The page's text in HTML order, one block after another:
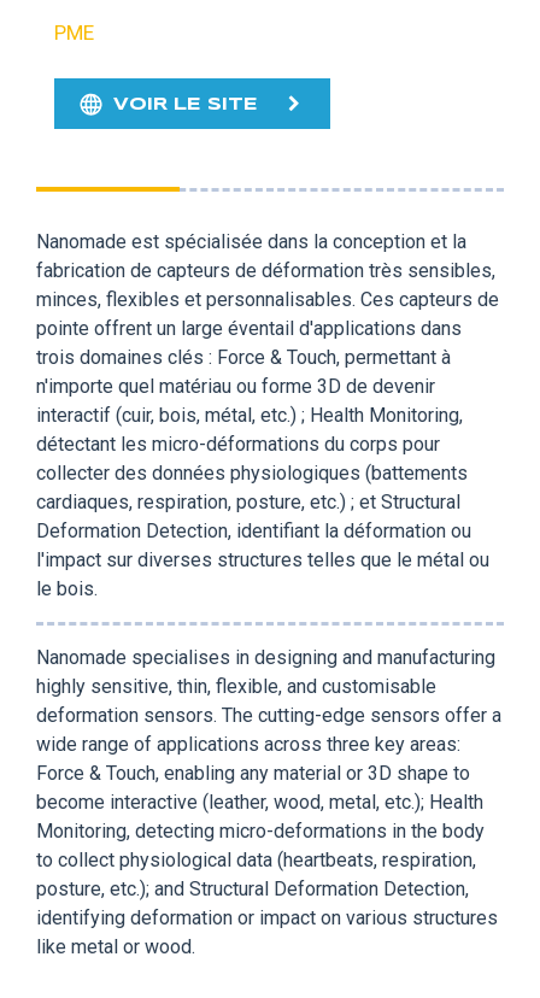
PME
VOIR LE SITE
Nanomade est spécialisée dans la conception et la
fabrication de capteurs de déformation très sensibles,
minces, flexibles et personnalisables. Ces capteurs de
pointe offrent un large éventail d'applications dans
trois domaines clés : Force & Touch, permettant à
n'importe quel matériau ou forme 3D de devenir
interactif (cuir, bois, métal, etc.) ; Health Monitoring,
détectant les micro-déformations du corps pour
collecter des données physiologiques (battements
cardiaques, respiration, posture, etc.) ; et Structural
Deformation Detection, identifiant la déformation ou
l'impact sur diverses structures telles que le métal ou
le bois.
Nanomade specialises in designing and manufacturing
highly sensitive, thin, flexible, and customisable
deformation sensors. The cutting-edge sensors offer a
wide range of applications across three key areas:
Force & Touch, enabling any material or 3D shape to
become interactive (leather, wood, metal, etc.); Health
Monitoring, detecting micro-deformations in the body
to collect physiological data (heartbeats, respiration,
posture, etc.); and Structural Deformation Detection,
identifying deformation or impact on various structures
like metal or wood.